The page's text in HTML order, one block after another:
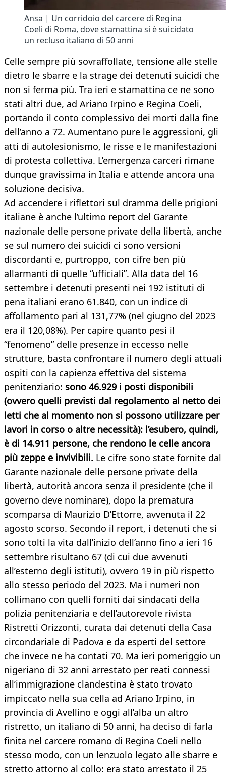
Ansa | Un corridoio del carcere di Regina
Coeli di Roma, dove stamattina si è suicidato
un recluso italiano di 50 anni
Celle sempre più sovraffollate, tensione alle stelle
dietro le sbarre e la strage dei detenuti suicidi che
non si ferma più. Tra ieri e stamattina ce ne sono
stati altri due, ad Ariano Irpino e Regina Coeli,
portando il conto complessivo dei morti dalla fine
dell’anno a 72. Aumentano pure le aggressioni, gli
atti di autolesionismo, le risse e le manifestazioni
di protesta collettiva. L’emergenza carceri rimane
dunque gravissima in Italia e attende ancora una
soluzione decisiva.
Ad accendere i riflettori sul dramma delle prigioni
italiane è anche l’ultimo report del Garante
nazionale delle persone private della libertà, anche
se sul numero dei suicidi ci sono versioni
discordanti e, purtroppo, con cifre ben più
allarmanti di quelle “ufficiali”. Alla data del 16
settembre i detenuti presenti nei 192 istituti di
pena italiani erano 61.840, con un indice di
affollamento pari al 131,77% (nel giugno del 2023
era il 120,08%). Per capire quanto pesi il
“fenomeno” delle presenze in eccesso nelle
strutture, basta confrontare il numero degli attuali
ospiti con la capienza effettiva del sistema
penitenziario: sono 46.929 i posti disponibili
(ovvero quelli previsti dal regolamento al netto dei
letti che al momento non si possono utilizzare per
lavori in corso o altre necessità): l’esubero, quindi,
è di 14.911 persone, che rendono le celle ancora
più zeppe e invivibili. Le cifre sono state fornite dal
Garante nazionale delle persone private della
libertà, autorità ancora senza il presidente (che il
governo deve nominare), dopo la prematura
scomparsa di Maurizio D’Ettorre, avvenuta il 22
agosto scorso. Secondo il report, i detenuti che si
sono tolti la vita dall’inizio dell’anno fino a ieri 16
settembre risultano 67 (di cui due avvenuti
all’esterno degli istituti), ovvero 19 in più rispetto
allo stesso periodo del 2023. Ma i numeri non
collimano con quelli forniti dai sindacati della
polizia penitenziaria e dell’autorevole rivista
Ristretti Orizzonti, curata dai detenuti della Casa
circondariale di Padova e da esperti del settore
che invece ne ha contati 70. Ma ieri pomeriggio un
nigeriano di 32 anni arrestato per reati connessi
all’immigrazione clandestina è stato trovato
impiccato nella sua cella ad Ariano Irpino, in
provincia di Avellino e oggi all’alba un altro
ristretto, un italiano di 50 anni, ha deciso di farla
finita nel carcere romano di Regina Coeli nello
stesso modo, con un lenzuolo legato alle sbarre e
stretto attorno al collo: era stato arrestato il 25